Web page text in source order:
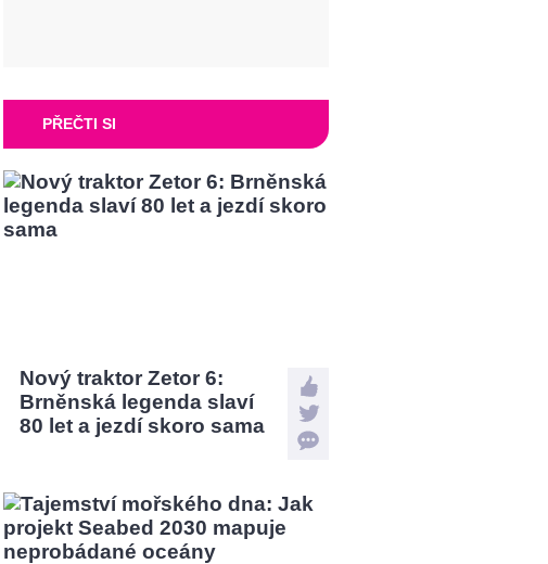
PŘEČTI SI
Nový traktor Zetor 6:
Brněnská legenda slaví
80 let a jezdí skoro sama